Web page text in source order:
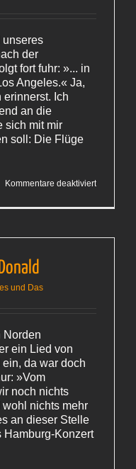
unseres
der
fort fuhr: »... in
Angeles.« Ja,
erinnerst. Ich
an die
sich mit mir
soll: Die Flüge
Kommentare deaktiviertfür
und Das
Norden
ein Lied von
da war doch
»Vom
noch nichts
nichts mehr
an dieser Stelle
Hamburg-Konzert